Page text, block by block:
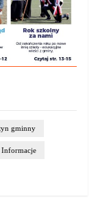
gminny
Informacje